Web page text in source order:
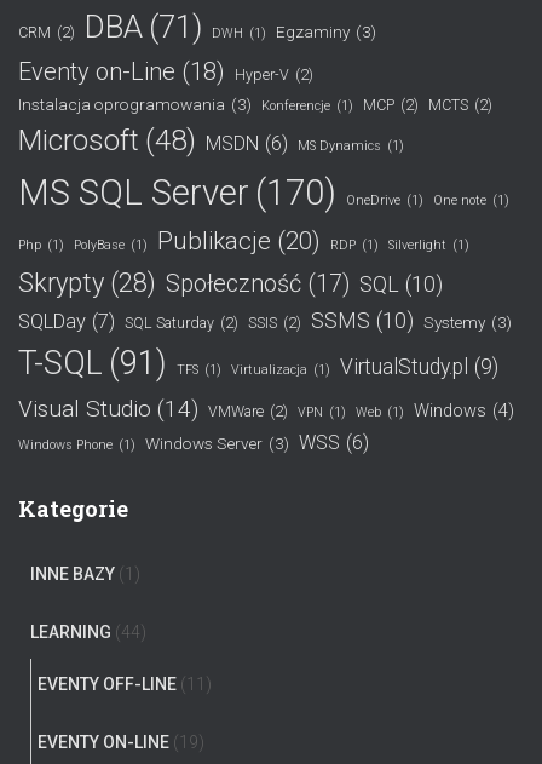
CRM (2) DBA (71) DWH (1) Egzaminy (3)
Eventy on-Line (18) Hyper-V (2)
Instalacja oprogramowania (3) Konferencje (1) MCP (2) MCTS (2)
Microsoft (48) MSDN (6) MS Dynamics (1)
MS SQL Server (170) OneDrive (1) One note (1)
Php (1) PolyBase (1) Publikacje (20) RDP (1) Silverlight (1)
Skrypty (28) Społeczność (17) SQL (10)
SQLDay (7) SQL Saturday (2) SSIS (2) SSMS (10) Systemy (3)
T-SQL (91) TFS (1) Virtualizacja (1) VirtualStudy.pl (9)
Visual Studio (14) VMWare (2) VPN (1) Web (1) Windows (4)
Windows Phone (1) Windows Server (3) WSS (6)
Kategorie
INNE BAZY (1)
LEARNING (44)
EVENTY OFF-LINE (11)
EVENTY ON-LINE (19)